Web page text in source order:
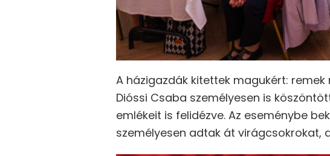
A házigazdák kitettek magukért:
Dióssi Csaba személyesen is
emlékeit is felidézve. Az eseménybe
személyesen adtak át virágcsokrokat,